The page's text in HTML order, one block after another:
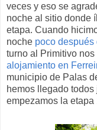
veces y eso se
noche al sitio donde
etapa. Cuando
noche poco
turno al Primitivo
alojamiento en
municipio de Palas
hemos llegado todos
empezamos la etapa